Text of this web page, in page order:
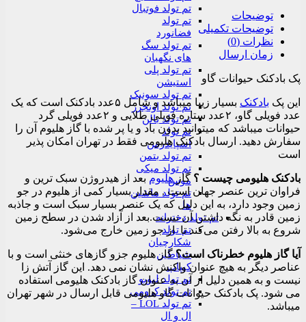
تم تولد فوتبال
تم تولد
فضانورد
تم تولد سگ
های نگهبان
تم تولد پلی
استیشن
تم تولد سونیک
تم تولد اونجرز
تم تولد بالن
تم تولد
اسپایدرمن
تم تولد بتمن
تم تولد میکی
موس
تم تولد ماشین
ها
تم تولد دخترانه
تم تولد
شکارچیان
شیاطین
کیپاپ
تم تولد لبوبو
تم تولد کرومی
تم تولد LOL –
ال و ال
توضیحات
توضیحات تکمیلی
نظرات (0)
زمان ارسال
پک بادکنک حیوانات گاو
این پک بادکنک
بسیار زیبا میباشد و شامل ۵عدد بادکنک است که یک
عدد فویلی گاو، ۲عدد ستاره فویلی طلایی و ۲عدد فویلی گرد
حیوانات میباشد که میتوانید بدون باد و یا پر شده با گاز هلیوم آن را
سفارش دهید. ارسال بادکنک هلیومی فقط در تهران امکان پذیر
است
بادکنک هلیومی چیست ؟ گازهلیوم بعد از هیدروژن سبک‌ ترین و
فراوان‌ ترین عنصر جهان است . مقدار بسیار کمی از هلیوم در جو
زمین وجود دارد، به این دلیل که یک عنصر بسیار سبک است و جاذبه
زمین قادر به نگه داشتن آن نیست.بعد از آزاد شدن در سطح زمین
شروع به بالا رفتن می‌کند تا از جو زمین خارج می‌شود.
آیا گاز هلیوم خطرناک است؟گاز هلیوم جزو گازهای خنثی است و با
عناصر دیگر به هیچ عنوان واکنش نشان نمی دهد. این گاز آتش زا
نیست و به همین دلیل از آن به عنوان گاز بادکنک هلیومی استفاده
می شود. پک بادکنک حیوانات گاو هلیومی قابل ارسال در شهر تهران
میباشد.